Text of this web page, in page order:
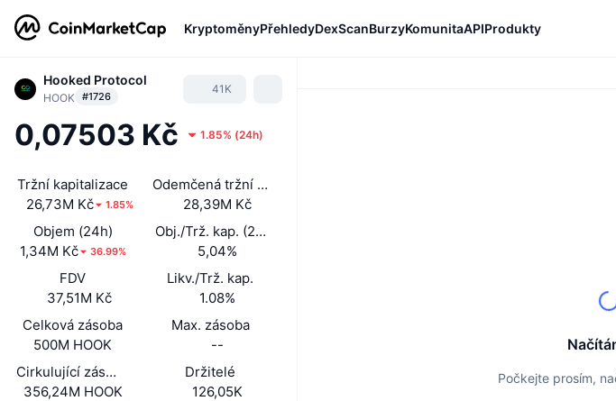
KryptoměnyPřehledyDexScanBurzyKomunitaAPIProdukty
Hooked Protocol
HOOK #1726
41K
0,07503 Kč 1.85% (24h)
Tržní kapitalizace
26,73M Kč
1.85%
Odemčená tržní kapitalizace
28,39M Kč
Objem (24h)
1,34M Kč
36.99%
Obj./Trž. kap. (24 h)
5,04%
FDV
37,51M Kč
Likv./Trž. kap.
1.08%
Celková zásoba
500M HOOK
Max. zásoba
--
Cirkulující zásoba
356,24M HOOK
Držitelé
126,05K
Počkejte prosím,